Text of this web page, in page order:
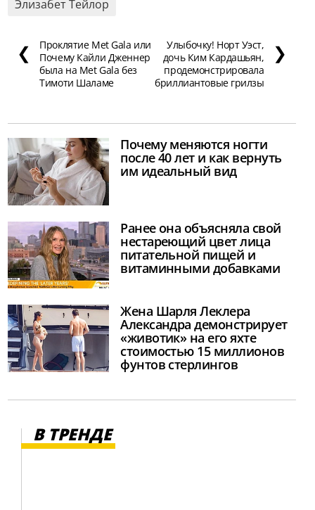
Элизабет Тейлор
❮
Проклятие Met Gala или
Почему Кайли Дженнер
была на Met Gala без
Тимоти Шаламе
Улыбочку! Норт Уэст,
дочь Ким Кардашьян,
продемонстрировала
бриллиантовые грилзы
❯
Почему меняются ногти
после 40 лет и как вернуть
им идеальный вид
Ранее она объясняла свой
нестареющий цвет лица
питательной пищей и
витаминными добавками
Жена Шарля Леклера
Александра демонстрирует
«животик» на его яхте
стоимостью 15 миллионов
фунтов стерлингов
В ТРЕНДЕ